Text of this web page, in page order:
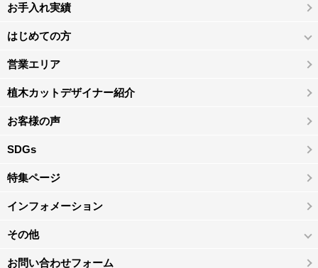
お手入れ実績
はじめての方
営業エリア
植木カットデザイナー紹介
お客様の声
SDGs
特集ページ
インフォメーション
その他
お問い合わせフォーム